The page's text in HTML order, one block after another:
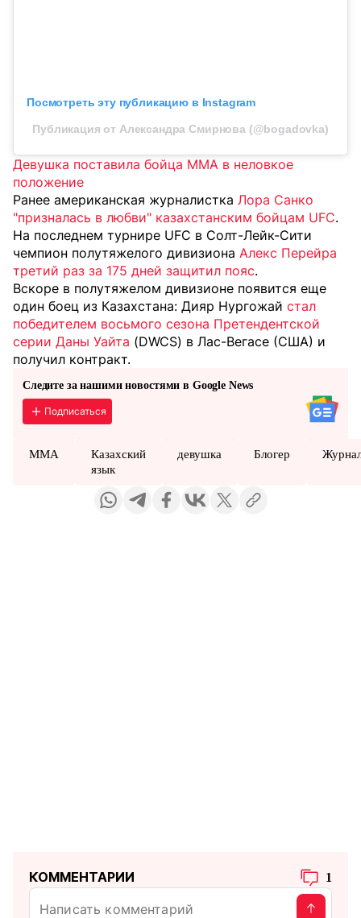
Посмотреть эту публикацию в Instagram
Публикация от Александра Смирнова (@bogadovka)
Девушка поставила бойца MMA в неловкое
положение
Ранее американская журналистка Лора Санко
"призналась в любви" казахстанским бойцам UFC.
На последнем турнире UFC в Солт-Лейк-Сити
чемпион полутяжелого дивизиона Алекс Перейра
третий раз за 175 дней защитил пояс.
Вскоре в полутяжелом дивизионе появится еще
один боец из Казахстана: Дияр Нургожай стал
победителем восьмого сезона Претендентской
серии Даны Уайта (DWCS) в Лас-Вегасе (США) и
получил контракт.
Следите за нашими новостями в Google News
Подписаться
MMA
Казахский
язык
девушка Блогер
КОММЕНТАРИИ 1